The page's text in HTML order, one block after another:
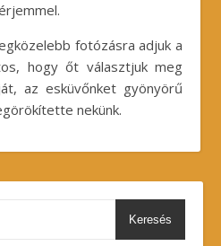
fotózásra adjuk a
hogy őt választjuk meg
az esküvőnket gyönyörű
nekünk.
Keresés